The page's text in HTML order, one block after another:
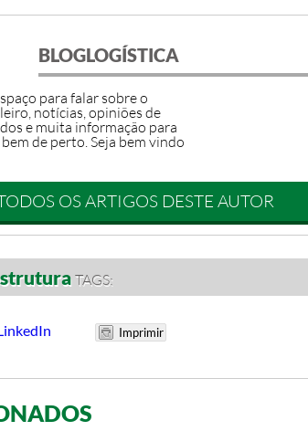
BLOGLOGÍSTICA
para falar sobre o
notícias, opiniões de
e muita informação para
de perto. Seja bem vindo
OS ARTIGOS DESTE AUTOR
TAGS: